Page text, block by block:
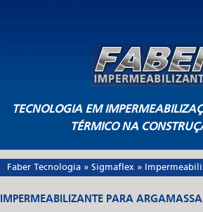
TECNOLOGIA EM
TÉRMICO NA
Faber Tecnologia » Sigmaflex »
IMPERMEABILIZANTE PARA